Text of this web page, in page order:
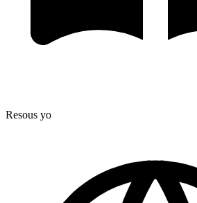
Resous yo